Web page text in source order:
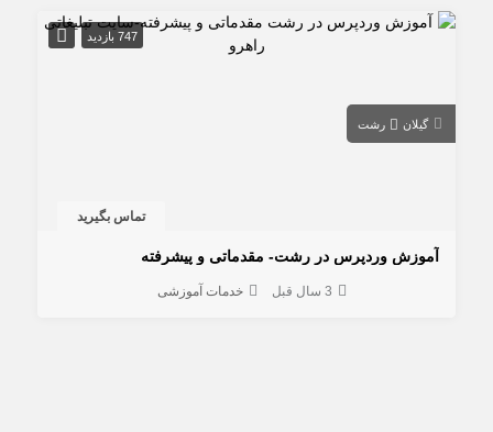
747 بازدید
گیلان رشت
تماس بگیرید
آموزش وردپرس در رشت- مقدماتی و پیشرفته
3 سال قبل خدمات آموزشی